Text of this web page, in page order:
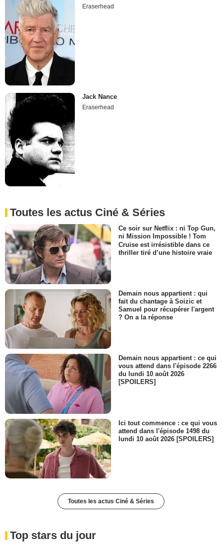
Eraserhead
Jack Nance
Eraserhead
Toutes les actus Ciné & Séries
Ce soir sur Netflix : ni Top Gun,
ni Mission Impossible ! Tom
Cruise est irrésistible dans ce
thriller tiré d’une histoire vraie
Demain nous appartient : qui
fait du chantage à Soizic et
Samuel pour récupérer l'argent
? On a la réponse
Demain nous appartient : ce qui
vous attend dans l'épisode 2266
du lundi 10 août 2026
[SPOILERS]
Ici tout commence : ce qui vous
attend dans l'épisode 1498 du
lundi 10 août 2026 [SPOILERS]
Toutes les actus Ciné & Séries
Top stars du jour